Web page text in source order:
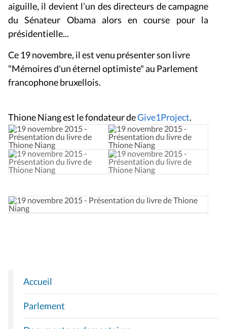
aiguille, il devient l’un des directeurs de campagne
du Sénateur Obama alors en course pour la
présidentielle...
Ce 19 novembre, il est venu présenter son livre
"Mémoires d'un éternel optimiste" au Parlement
francophone bruxellois.
Thione Niang est le fondateur deGive1Project.
N
A
V
Accueil
Parlement